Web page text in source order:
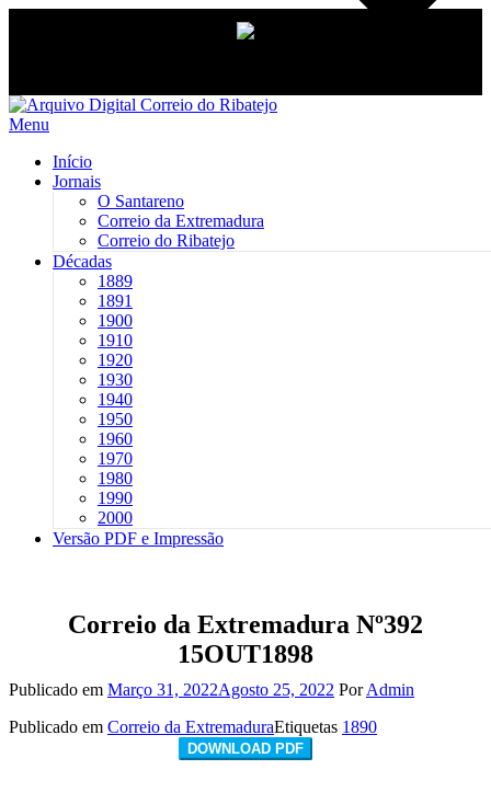
Saltar
para
Menu
Início
Jornais
O Santareno
Correio da Extremadura
Correio do Ribatejo
Décadas
1889
1891
1900
1910
1920
1930
1940
1950
1960
1970
1980
1990
2000
Versão PDF e Impressão
Correio da Extremadura Nº392
15OUT1898
Publicado em Março 31, 2022Agosto 25, 2022 PorAdmin
Publicado em Correio da ExtremaduraEtiquetas 1890
DOWNLOAD PDF